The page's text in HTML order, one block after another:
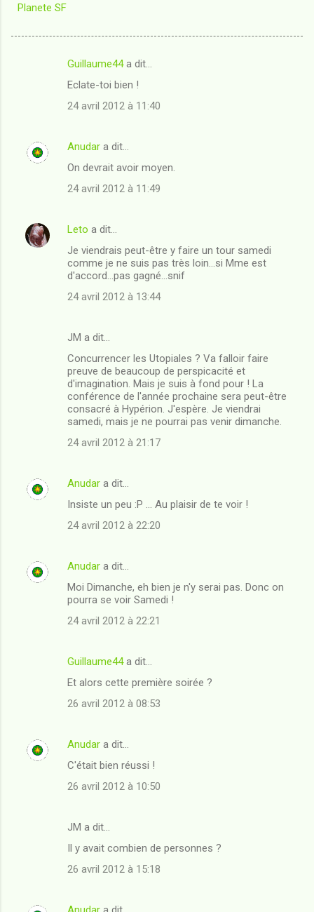
Planete SF
e
i
r
Guillaume44a dit…
Eclate-toi bien !
24 avril 2012 à 11:40
Anudar a dit…
On devrait avoir moyen.
24 avril 2012 à 11:49
Leto a dit…
Je viendrais peut-être y faire un tour samedi
comme je ne suis pas très loin...si Mme est
d'accord...pas gagné...snif
24 avril 2012 à 13:44
JM a dit…
Concurrencer les Utopiales ? Va falloir faire
preuve de beaucoup de perspicacité et
d'imagination. Mais je suis à fond pour ! La
conférence de l'année prochaine sera peut-être
consacré à Hypérion. J'espère. Je viendrai
samedi, mais je ne pourrai pas venir dimanche.
24 avril 2012 à 21:17
Anudar a dit…
Insiste un peu :P ... Au plaisir de te voir !
24 avril 2012 à 22:20
Anudar a dit…
Moi Dimanche, eh bien je n'y serai pas. Donc on
pourra se voir Samedi !
24 avril 2012 à 22:21
Guillaume44a dit…
Et alors cette première soirée ?
26 avril 2012 à 08:53
Anudar a dit…
C'était bien réussi !
26 avril 2012 à 10:50
JM a dit…
Il y avait combien de personnes ?
26 avril 2012 à 15:18